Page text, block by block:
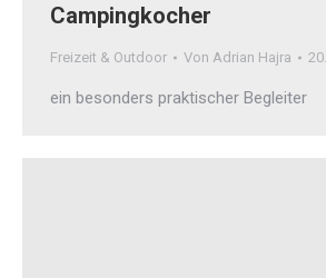
Campingkocher
Freizeit & Outdoor Von Adrian Hajra
ein besonders praktischer Begleiter